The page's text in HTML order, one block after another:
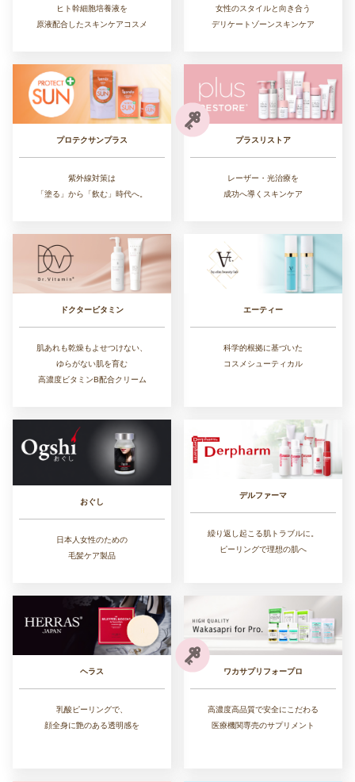
ヒト幹細胞培養液を
原液配合したスキンケアコスメ
女性のスタイルと向き合う
デリケートゾーンスキンケア
プロテクサンプラス
紫外線対策は
「塗る」から「飲む」時代へ。
プラスリストア
レーザー・光治療を
成功へ導くスキンケア
ドクタービタミン
肌あれも乾燥もよせつけない、
ゆらがない肌を育む
高濃度ビタミンB配合クリーム
エーティー
科学的根拠に基づいた
コスメシューティカル
おぐし
日本人女性のための
毛髪ケア製品
デルファーマ
繰り返し起こる肌トラブルに。
ピーリングで理想の肌へ
ヘラス
乳酸ピーリングで、
顔全身に艶のある透明感を
ワカサプリフォープロ
高濃度高品質で安全にこだわる
医療機関専売のサプリメント